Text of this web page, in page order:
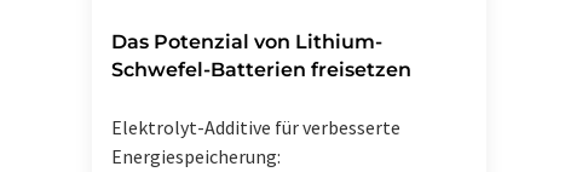
Das Potenzial von Lithium-
Schwefel-Batterien freisetzen
Elektrolyt-Additive für verbesserte
Energiespeicherung: